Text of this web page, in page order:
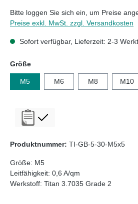
Bitte loggen Sie sich ein, um Preise
Preise exkl. MwSt. zzgl. Versandkosten
Sofort verfügbar, Lieferzeit: 2-3
Größeauswählen
M5 M6 M8 M10
Produktnummer: TI-GB-5-30-M5x5
Größe: M5
Leitfähigkeit: 0,6 A/qm
Werkstoff: Titan 3.7035 Grade 2